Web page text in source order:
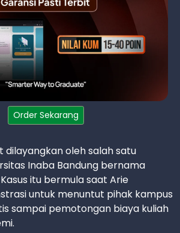
Order Sekarang
oleh salah satu
Inaba Bandung bernama
itu bermula saat Arie
untuk menuntut pihak kampus
sampai pemotongan biaya kuliah